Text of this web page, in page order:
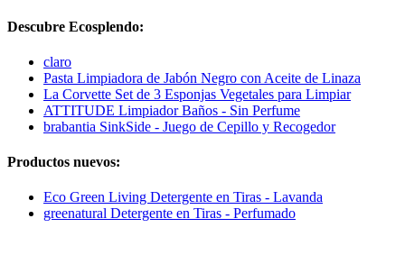
Descubre Ecosplendo:
claro
Pasta Limpiadora de Jabón Negro con Aceite de Linaza
La Corvette Set de 3 Esponjas Vegetales para Limpiar
ATTITUDE Limpiador Baños - Sin Perfume
brabantia SinkSide - Juego de Cepillo y Recogedor
Productos nuevos:
Eco Green Living Detergente en Tiras - Lavanda
greenatural Detergente en Tiras - Perfumado